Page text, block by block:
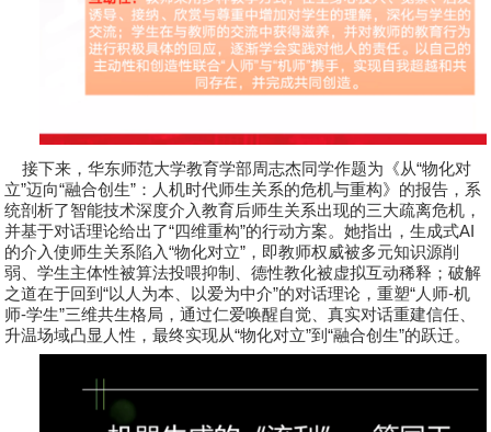
接下来，华东师范大学教育学部周志杰同学作题为《从“物化对
立”迈向“融合创生” ：人机时代师生关系的危机与重构》的报告，系
统剖析了智能技术深度介入教育后师生关系出现的三大疏离危机，
并基于对话理论给出了“四维重构”的行动方案。她指出，生成式AI
的介入使师生关系陷入“物化对立” ，即教师权威被多元知识源削
弱、学生主体性被算法投喂抑制、德性教化被虚拟互动稀释；破解
之道在于回到“以人为本、以爱为中介”的对话理论，重塑“人师-机
师-学生”三维共生格局，通过仁爱唤醒自觉、真实对话重建信任、
升温场域凸显人性，最终实现从“物化对立”到“融合创生”的跃迁。